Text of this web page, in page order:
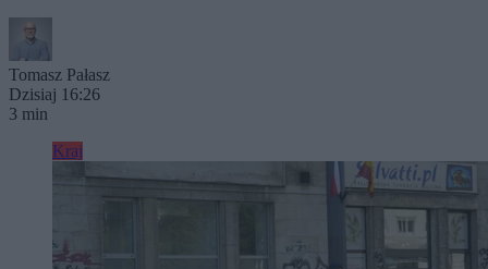
Tomasz Pałasz
Dzisiaj 16:26
3 min
Kraj